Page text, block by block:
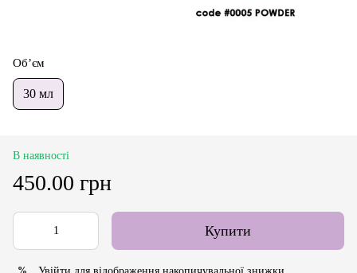
Об’єм
30 мл
В наявності
450.00 грн
Купити
%